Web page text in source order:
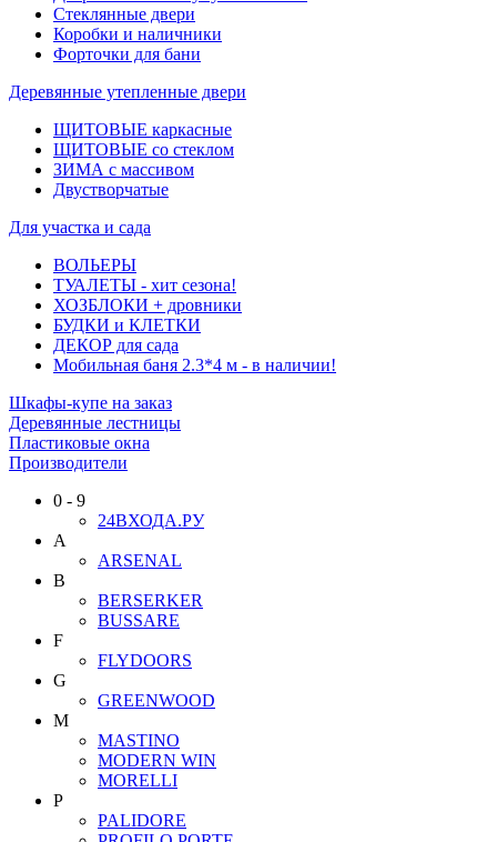
Стеклянные двери
Коробки и наличники
Форточки для бани
Деревянные утепленные двери
ЩИТОВЫЕ каркасные
ЩИТОВЫЕ со стеклом
ЗИМА с массивом
Двустворчатые
Для участка и сада
ВОЛЬЕРЫ
ТУАЛЕТЫ - хит сезона!
ХОЗБЛОКИ + дровники
БУДКИ и КЛЕТКИ
ДЕКОР для сада
Мобильная баня 2.3*4 м - в наличии!
Шкафы-купе на заказ
Деревянные лестницы
Пластиковые окна
Производители
0 - 9
24ВХОДА.РУ
A
ARSENAL
B
BERSERKER
BUSSARE
F
FLYDOORS
G
GREENWOOD
M
MASTINO
MODERN WIN
MORELLI
P
PALIDORE